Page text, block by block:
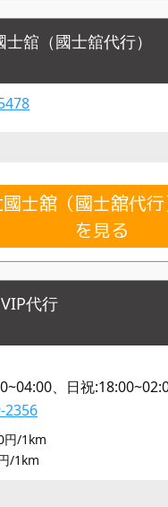
舘（國士舘代行）
士舘（國士舘代
を見る
代行
、日祝
2356
円/1km
/1km